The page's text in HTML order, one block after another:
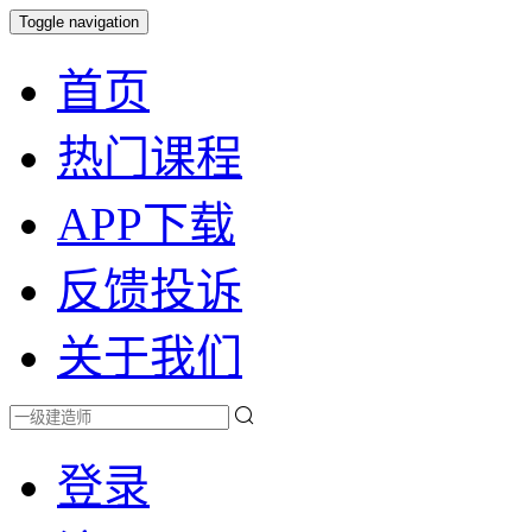
Toggle navigation
首页
热门课程
APP下载
反馈投诉
关于我们
登录